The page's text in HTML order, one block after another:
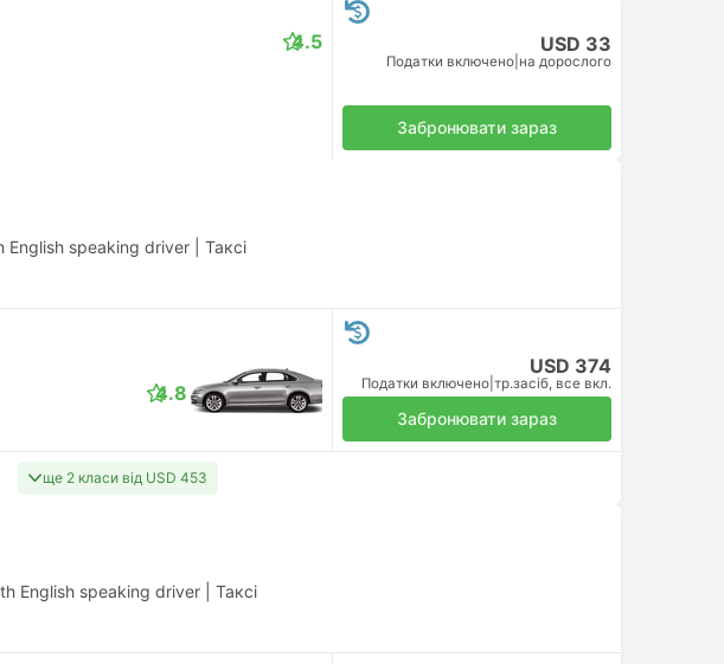
4.5 USD 33
Податки включено на дорослого
Забронювати зараз
English speaking driver Таксі
4.8
USD 374
Податки включено тр.засіб, все вкл.
Забронювати зараз
ще 2 класи від USD 453
English speaking driver Таксі